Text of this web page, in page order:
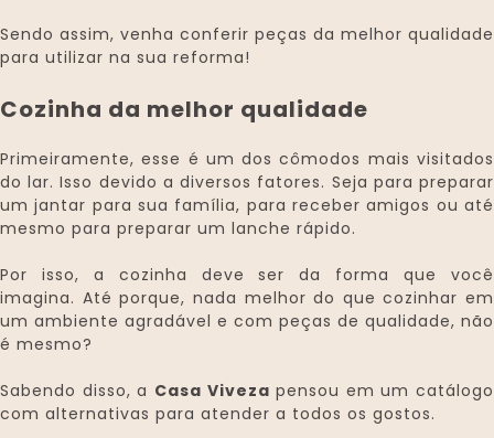
Sendo assim, venha conferir peças da melhor qualidade
para utilizar na sua reforma!
Cozinha da melhor qualidade
Primeiramente, esse é um dos cômodos mais visitados
do lar. Isso devido a diversos fatores. Seja para preparar
um jantar para sua família, para receber amigos ou até
mesmo para preparar um lanche rápido.
Por isso, a cozinha deve ser da forma que você
imagina. Até porque, nada melhor do que cozinhar em
um ambiente agradável e com peças de qualidade, não
é mesmo?
Sabendo disso, a Casa Viveza pensou em um catálogo
com alternativas para atender a todos os gostos.